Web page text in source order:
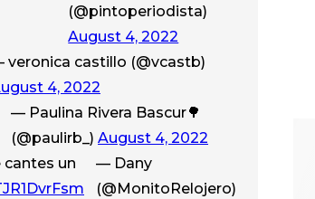
(@pintoperiodista)
August 4, 2022
veronica castillo (@vcastb)
4, 2022
— Paulina Rivera Bascur🌳
(@paulirb_)August 4, 2022
cantes un
— Dany
(@MonitoRelojero)